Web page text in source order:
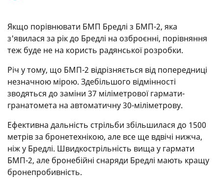
Якщо порівнювати БМП Бредлі з БМП-2, яка
з'явилася за рік до Бредлі на озброєнні, порівняння
теж буде не на користь радянської розробки.
Річ у тому, що БМП-2 відрізняється від попередниці
незначною мірою. Здебільшого відмінності
зводяться до заміни 37 міліметрової гармати-
гранатомета на автоматичну 30-міліметрову.
Ефективна дальність стрільби збільшилася до 1500
метрів за бронетехнікою, але все ще вдвічі нижча,
ніж у Бредлі. Швидкострільність вища у гармати
БМП-2, але бронебійні снаряди Бредлі мають кращу
бронепробивність.